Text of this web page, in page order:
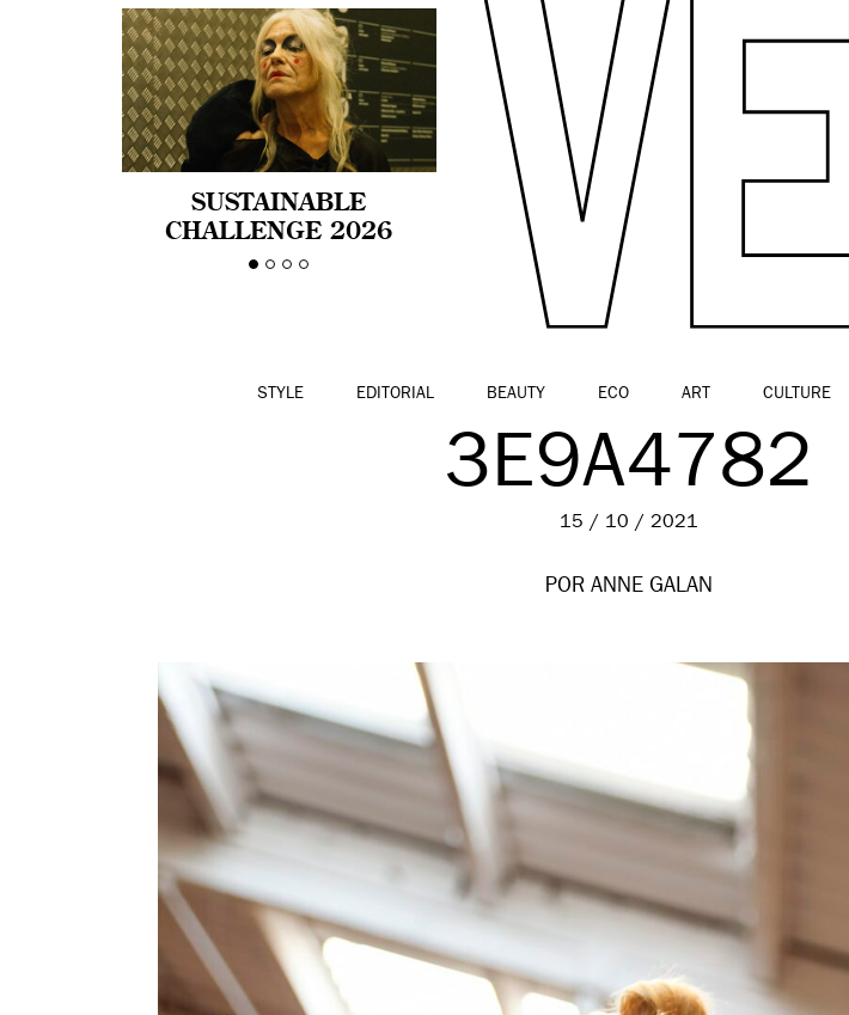
SUSTAINABLE
CHALLENGE 2026
CELEBRA LA
STYLE EDITORIAL BEAUTY ECO ART CULTURE
3E9A4782
15 / 10 / 2021
POR ANNE GALAN